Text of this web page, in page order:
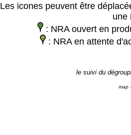
Les icones peuvent être
une
: NRA ouvert en
: NRA en attente
le suivi du
map